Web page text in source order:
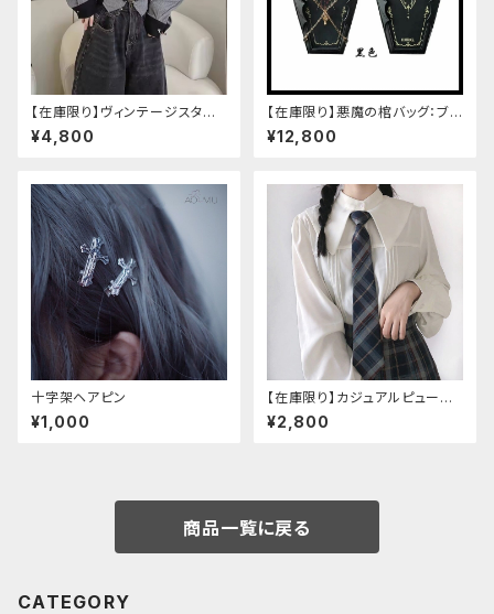
【在庫限り】ヴィンテージスタイ
ルバックルベルトシャツ
¥4,800
【在庫限り】悪魔の棺バッグ：ブラ
ック
¥12,800
十字架ヘアピン
¥1,000
【在庫限り】カジュアルピューリ
タンカラープレッピーブラウス
¥2,800
商品一覧に戻る
CATEGORY